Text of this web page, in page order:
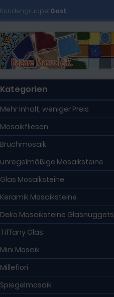
Kundengruppe: Gast
Kategorien
Mehr Inhalt, weniger Preis
Mosaikfliesen
Bruchmosaik
unregelmäßige Mosaiksteine
Glas Mosaiksteine
Keramik Mosaiksteine
Deko Mosaiksteine Glasnuggets
Tiffany Glas
Mini Mosaik
Millefiori
Spiegelmosaik